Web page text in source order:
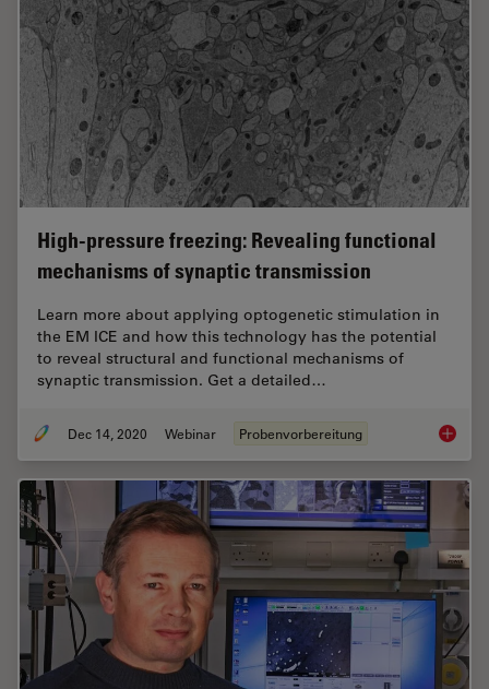
High-pressure freezing: Revealing functional
mechanisms of synaptic transmission
Learn more about applying optogenetic stimulation in
the EM ICE and how this technology has the potential
to reveal structural and functional mechanisms of
synaptic transmission. Get a detailed…
Dec 14, 2020 Webinar Probenvorbereitung High-